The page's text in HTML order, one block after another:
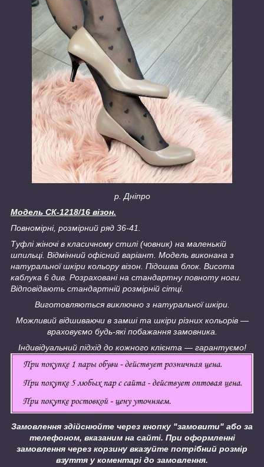
р. Дніпро
Модель СК-1218/16 візон.
Повномірні, розмірний ряд 36-41.
Туфлі жіночі в класичному стилі (човник) на маленькій
шпильці. Відмінний офісний варіант. Модель виконана з
натуральної шкіри кольору візон. Підошва блок. Висота
каблука 6 див. Розраховані на стандартну повноту ноги.
Відповідають стандартній розмірній сітці.
Виготовляються виключно з натуральної шкіри.
Можливий відшиваючи в замші та шкіри різних кольорів ―
враховуємо будь-які побажання замовника.
Індивідуальний підхід до кожного клієнта ― гарантуємо!
Замовлення здійснюйте через кнопку "замовити" або за
телефоном, вказаним на сайті. При оформленні
замовлення через корзину вказуйте потрібний розмір
взуття у коментарі до замовлення.